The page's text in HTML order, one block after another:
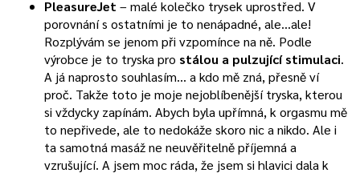
PleasureJet – malé kolečko trysek uprostřed. V
porovnání s ostatními je to nenápadné, ale…ale!
Rozplývám se jenom při vzpomínce na ně. Podle
výrobce je to tryska pro stálou a pulzující stimulaci.
A já naprosto souhlasím… a kdo mě zná, přesně ví
proč. Takže toto je moje nejoblíbenější tryska, kterou
si vždycky zapínám. Abych byla upřímná, k orgasmu mě
to nepřivede, ale to nedokáže skoro nic a nikdo. Ale i
ta samotná masáž ne neuvěřitelně příjemná a
vzrušující. A jsem moc ráda, že jsem si hlavici dala k